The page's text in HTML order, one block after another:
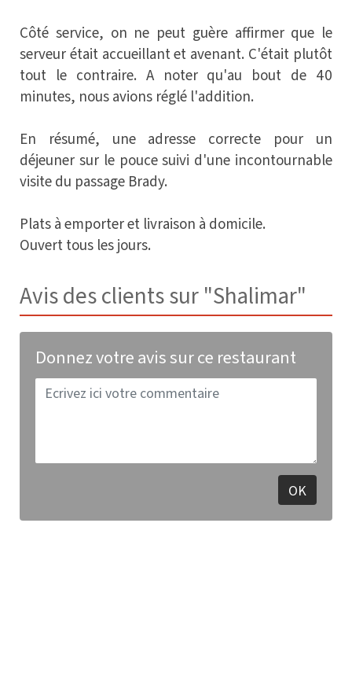
Côté service, on ne peut guère affirmer que le
serveur était accueillant et avenant. C'était plutôt
tout le contraire. A noter qu'au bout de 40
minutes, nous avions réglé l'addition.
En résumé, une adresse correcte pour un
déjeuner sur le pouce suivi d'une incontournable
visite du passage Brady.
Plats à emporter et livraison à domicile.
Ouvert tous les jours.
Avis des clients sur "Shalimar"
Donnez votre avis sur ce restaurant